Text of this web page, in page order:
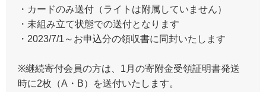
・カードのみ送付（ライトは附属していません）
・未組み立て状態での送付となります
・2023/7/1～お申込分の領収書に同封いたします
※継続寄付会員の方は、1月の寄附金受領証明書発送
時に2枚（A・B）を送付いたします。